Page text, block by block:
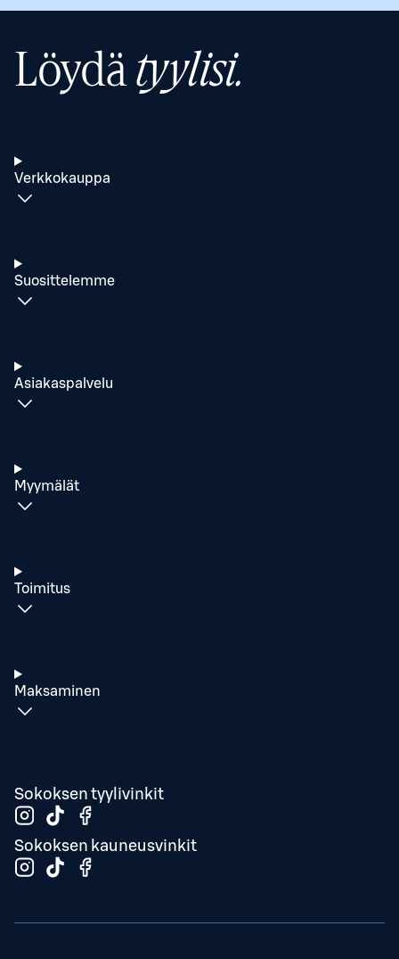
Löydätyylisi.
Verkkokauppa
Suosittelemme
Asiakaspalvelu
Myymälät
Toimitus
Maksaminen
Sokoksen tyylivinkit
Sokoksen kauneusvinkit